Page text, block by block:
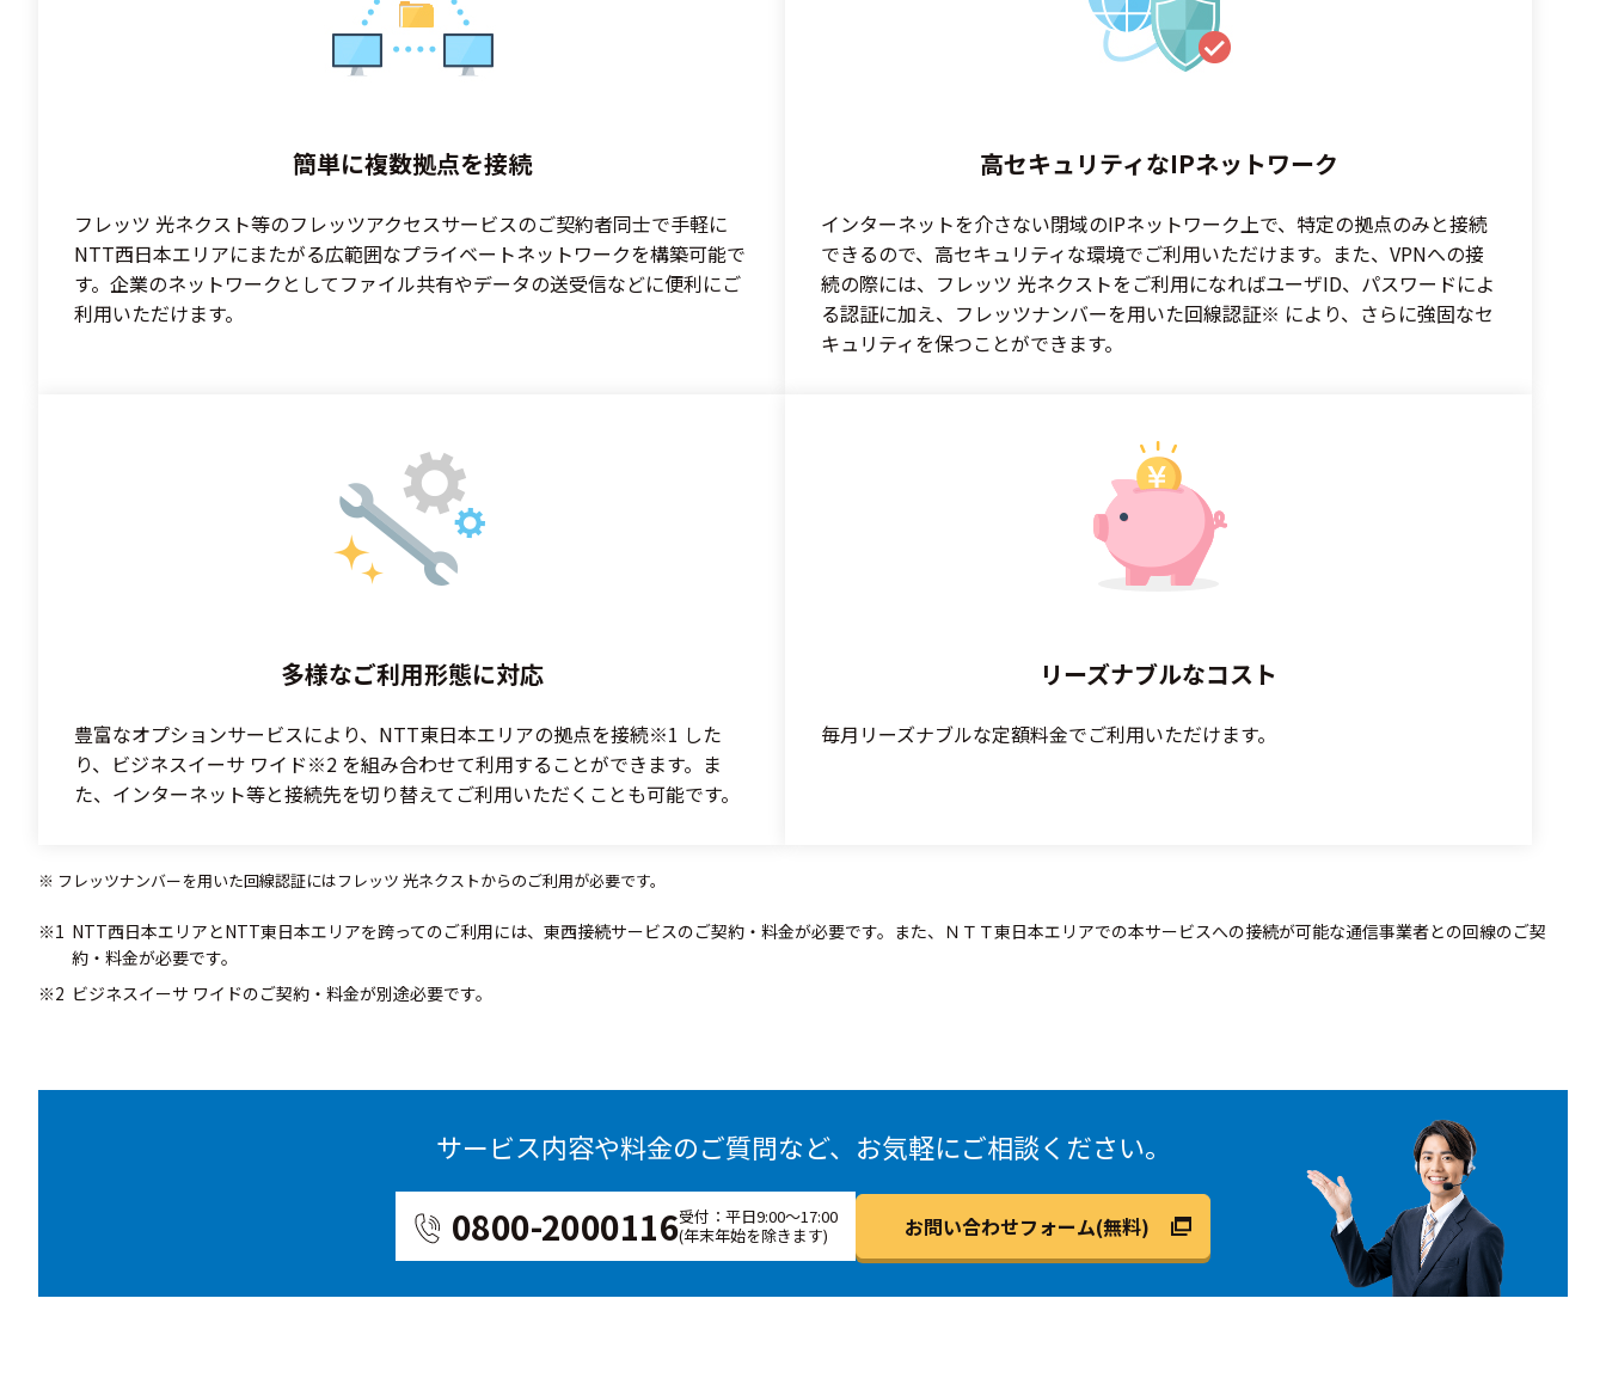
簡単に複数拠点を接続
フレッツ 光ネクスト等のフレッツアクセスサービスのご契約者同士で手軽に
NTT西日本エリアにまたがる広範囲なプライベートネットワークを構築可能で
す。企業のネットワークとしてファイル共有やデータの送受信などに便利にご
利用いただけます。
高セキュリティなIPネットワーク
インターネットを介さない閉域のIPネットワーク上で、特定の拠点のみと接続
できるので、高セキュリティな環境でご利用いただけます。また、VPNへの接
続の際には、フレッツ 光ネクストをご利用になればユーザID、パスワードによ
る認証に加え、フレッツナンバーを用いた回線認証※ により、さらに強固なセ
キュリティを保つことができます。
多様なご利用形態に対応
豊富なオプションサービスにより、NTT東日本エリアの拠点を接続※1 した
り、ビジネスイーサ ワイド※2 を組み合わせて利用することができます。ま
た、インターネット等と接続先を切り替えてご利用いただくことも可能です。
リーズナブルなコスト
毎月リーズナブルな定額料金でご利用いただけます。
フレッツナンバーを用いた回線認証にはフレッツ 光ネクストからのご利用が必要です。
NTT西日本エリアとNTT東日本エリアを跨ってのご利用には、東西接続サービスのご契約・料金が必要です。また、ＮＴＴ東日本エリアでの本サービスへの接続が可能な通信事業者との回線のご契
約・料金が必要です。
ビジネスイーサ ワイドのご契約・料金が別途必要です。
サービス内容や料金のご質問など、お気軽にご相談ください。
0800-2000116受付：平日9:00～17:00
(年末年始を除きます)
お問い合わせフォーム(無料)